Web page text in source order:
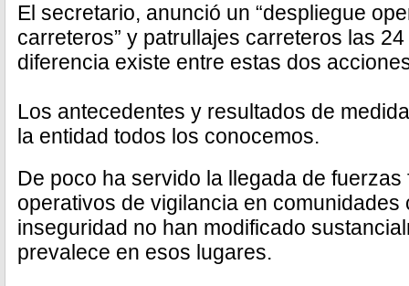
El secretario, anunció un “despliegue
carreteros” y patrullajes carreteros las
diferencia existe entre estas dos
Los antecedentes y resultados de
la entidad todos los conocemos.
De poco ha servido la llegada de
operativos de vigilancia en comunidades
inseguridad no han modificado
prevalece en esos lugares.